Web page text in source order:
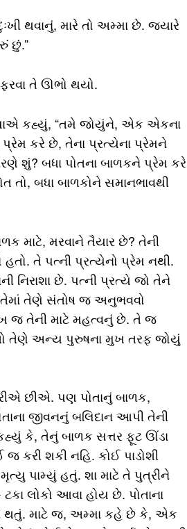
થવાનું, મારે તો અમ્મા છે. જ્યારે
છું.”
તે ઊભો થયો.
કહ્યું, “તમે જોયુંને, એક એકના
કરે છે, તેના પ્રત્યેના પ્રેમને
શું? બધા પોતના બાળકને પ્રેમ કરે
બધા બાળકોને સમાનભાવથી
માટે, મરવાને તૈયાર છે? તેની
તે પત્ની પ્રત્યેનો પ્રેમ નથી.
નિરાશા છે. પત્ની પ્રત્યે જો તેને
તેમાં તેણે સંતોષ જ અનુભવવો
જ તેની માટે મહત્વનું છે. તે જ
તો તેણે અન્ય પુરુષના મુખ તરફ જોયું
છીએ. પણ પોતાનું બાળક,
જીવનનું બલિદાન આપી તેની
કે, તેનું બાળક સત્તર ફૂટ ઊંડા
કરી શકી નહિ. કોઈ પાડોશી
પામ્યું હતું. શા માટે તે પુત્રીને
લોકો આવા હોય છે. પોતાના
થતું. માટે જ, અમ્મા કહે છે કે, એક